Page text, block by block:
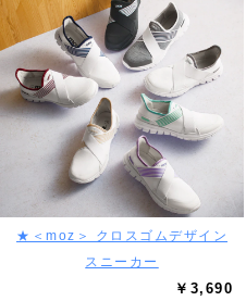
★＜moz＞ クロスゴムデザイン
スニーカー
￥3,690